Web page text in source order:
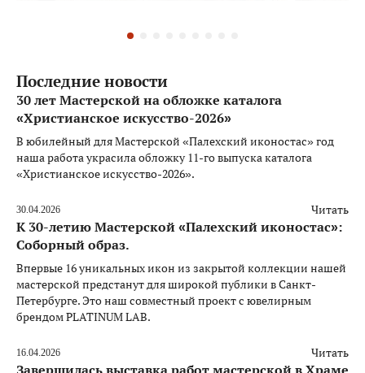
Последние новости
30 лет Мастерской на обложке каталога
«Христианское искусство-2026»
В юбилейный для Мастерской «Палехский иконостас» год
наша работа украсила обложку 11-го выпуска каталога
«Христианское искусство-2026».
30.04.2026 Читать
К 30-летию Мастерской «Палехский иконостас»:
Соборный образ.
Впервые 16 уникальных икон из закрытой коллекции нашей
мастерской предстанут для широкой публики в Санкт-
Петербурге. Это наш совместный проект с ювелирным
брендом PLATINUM LAB.
16.04.2026 Читать
Завершилась выставка работ мастерской в Храме